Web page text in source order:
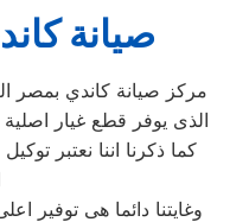
صيانة
مركز صيانة كاندي بمصر
الذى يوفر قطع غيار
كما ذكرنا اننا نعتبر
وغايتنا دائما هى توفير